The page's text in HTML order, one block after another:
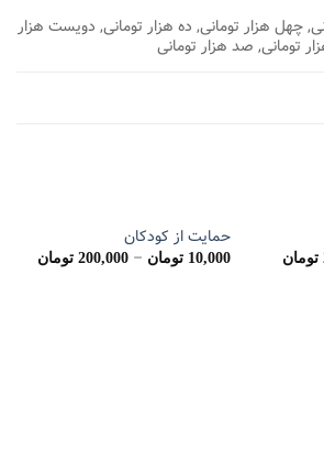
چهل هزار تومانی, ده هزار تومانی, دویست هزار
تومانی, صد هزار تومانی
تومان
حمایت از کودکان
10,000 تومان –
200,000 تومان